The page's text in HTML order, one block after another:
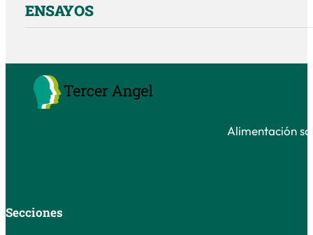
ENSAYOS
Alimentación
Secciones